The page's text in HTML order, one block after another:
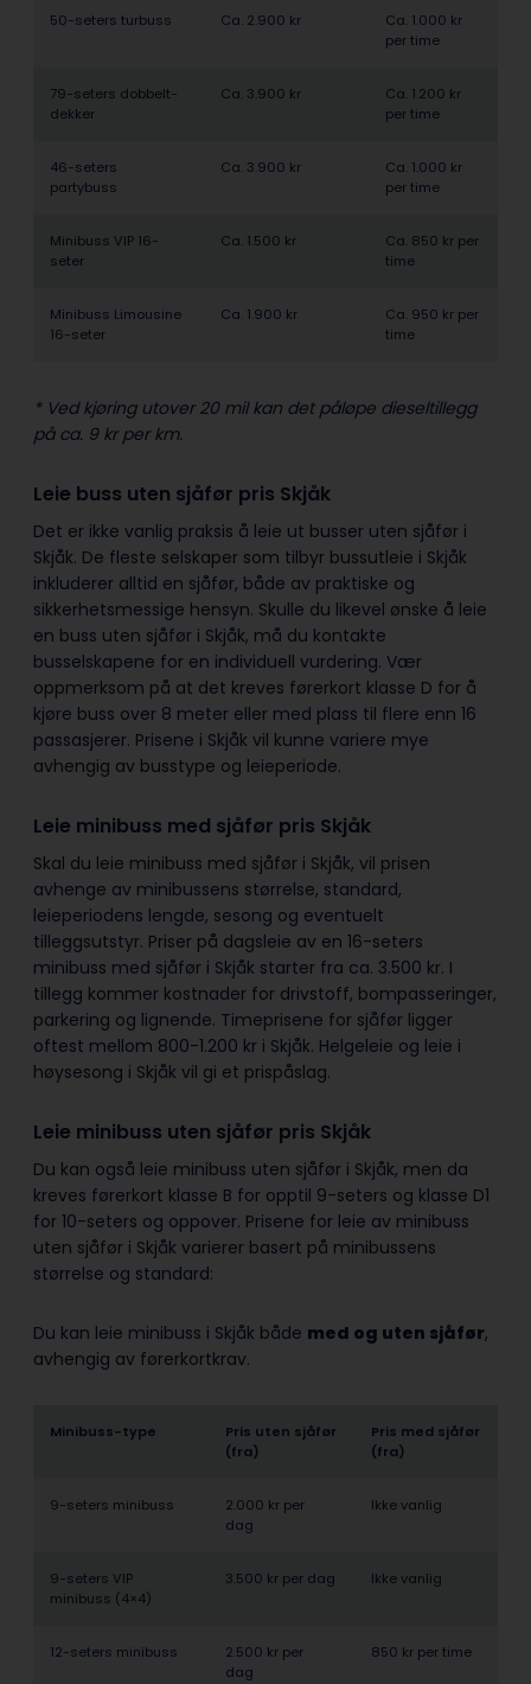
50-seters turbuss Ca. 2.900 kr
Ca. 1.000 kr
per time
79-seters dobbelt­
dekker
Ca. 3.900 kr
Ca. 1.200 kr
per time
46-seters
partybuss
Ca. 3.900 kr
Ca. 1.000 kr
per time
Minibuss VIP 16-
seter
Ca. 1.500 kr
Ca. 850 kr per
time
Minibuss Limousine
16-seter
Ca. 1.900 kr
Ca. 950 kr per
time
* Ved kjøring utover 20 mil kan det påløpe dieseltillegg
på ca. 9 kr per km.
Leie buss uten sjåfør pris Skjåk
Det er ikke vanlig praksis å leie ut busser uten sjåfør i
Skjåk. De fleste selskaper som tilbyr bussutleie i Skjåk
inkluderer alltid en sjåfør, både av praktiske og
sikkerhetsmessige hensyn. Skulle du likevel ønske å leie
en buss uten sjåfør i Skjåk, må du kontakte
busselskapene for en individuell vurdering. Vær
oppmerksom på at det kreves førerkort klasse D for å
kjøre buss over 8 meter eller med plass til flere enn 16
passasjerer. Prisene i Skjåk vil kunne variere mye
avhengig av busstype og leieperiode.
Leie minibuss med sjåfør pris Skjåk
Skal du leie minibuss med sjåfør i Skjåk, vil prisen
avhenge av minibussens størrelse, standard,
leieperiodens lengde, sesong og eventuelt
tilleggsutstyr. Priser på dagsleie av en 16-seters
minibuss med sjåfør i Skjåk starter fra ca. 3.500 kr. I
tillegg kommer kostnader for drivstoff, bompasseringer,
parkering og lignende. Timeprisene for sjåfør ligger
oftest mellom 800-1.200 kr i Skjåk. Helgeleie og leie i
høysesong i Skjåk vil gi et prispåslag.
Leie minibuss uten sjåfør pris Skjåk
Du kan også leie minibuss uten sjåfør i Skjåk, men da
kreves førerkort klasse B for opptil 9-seters og klasse D1
for 10-seters og oppover. Prisene for leie av minibuss
uten sjåfør i Skjåk varierer basert på minibussens
størrelse og standard:
Du kan leie minibuss i Skjåk både med og uten sjåfør,
avhengig av førerkortkrav.
Minibuss-type
Pris uten sjåfør
(fra)
Pris med sjåfør
(fra)
9-seters minibuss
2.000 kr per
dag
Ikke vanlig
9-seters VIP
minibuss (4×4)
3.500 kr per dag Ikke vanlig
12-seters minibuss
2.500 kr per
dag
850 kr per time